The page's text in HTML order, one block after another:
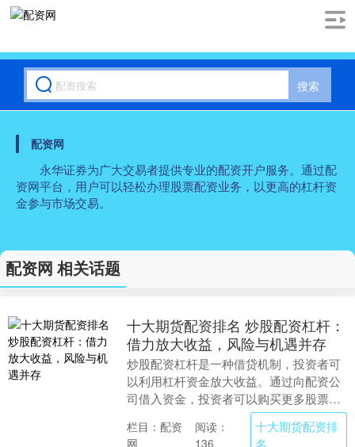
搜索
配资网
永华证券为广大交易者提供专业的配资开户服务。通过配
资网平台，用户可以轻松办理股票配资业务，以更高的杠杆资
金参与市场交易。
配资网 相关话题
十大期货配资排名 炒股配资杠杆：
借力放大收益，风险与机遇并存
炒股配资杠杆是一种借贷机制，投资者可
以利用杠杆资金放大收益。通过向配资公
司借入资金，投资者可以购买更多股票，
从而提高潜在收益率。 使用股票配资平台
的过程相对简单....
栏目：配资
网
阅读：
136
十大期货配资排
名